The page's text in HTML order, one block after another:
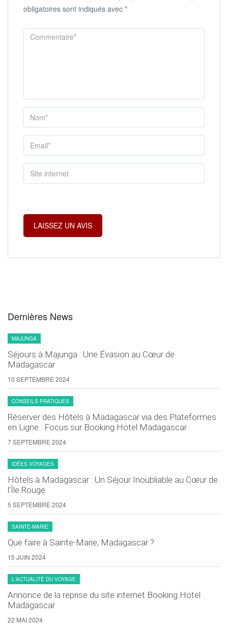
obligatoires sont indiqués avec *
Dernières News
MAJUNGA
Séjours à Majunga : Une Évasion au Cœur de
Madagascar
10 SEPTEMBRE 2024
CONSEILS PRATIQUES
Réserver des Hôtels à Madagascar via des Plateformes
en Ligne : Focus sur Booking Hotel Madagascar
7 SEPTEMBRE 2024
IDÉES VOYAGES
Hôtels à Madagascar : Un Séjour Inoubliable au Cœur de
l’Île Rouge
5 SEPTEMBRE 2024
SAINTE-MARIE
Que faire à Sainte-Marie, Madagascar ?
15 JUIN 2024
L'ACTUALITÉ DU VOYAGE
Annonce de la reprise du site internet Booking Hotel
Madagascar
22 MAI 2024